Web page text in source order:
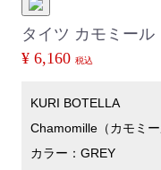
タイツ カモミー
¥ 6,160 税込
KURI BOTELLA
Chamomille（カモミー
カラー：GREY